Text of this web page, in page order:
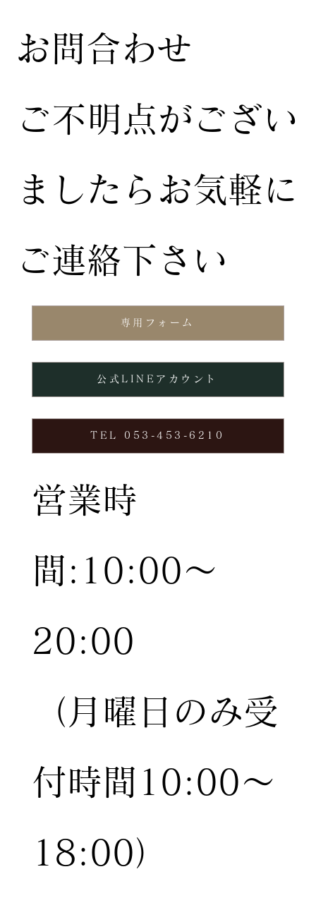
専用フォーム
TEL 053-453-6210
公式LINEアカウント
お問合わせ
ご不明点がござい
ましたらお気軽に
ご連絡下さい
営業時
間:10:00〜
20:00
（月曜日のみ受
付時間10:00〜
18:00）